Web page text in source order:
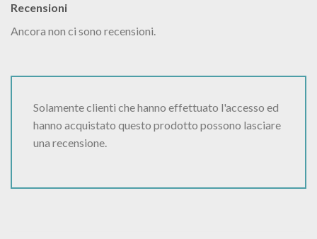
Recensioni
Ancora non ci sono recensioni.
Solamente clienti che hanno effettuato l'accesso ed
hanno acquistato questo prodotto possono lasciare
una recensione.